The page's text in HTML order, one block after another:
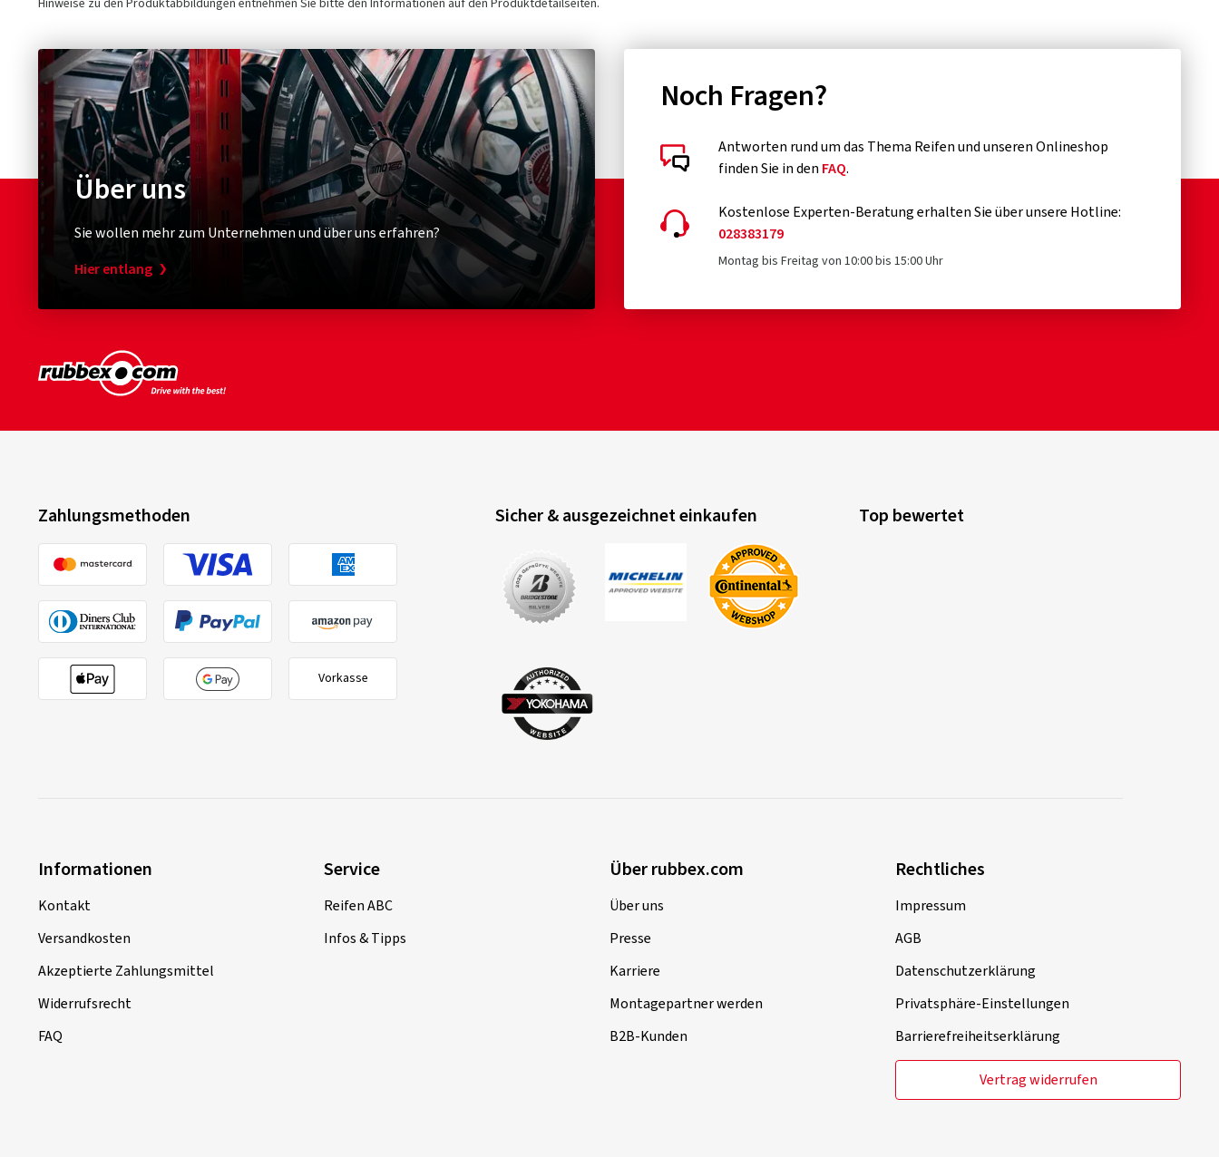
Hinweise zu den Produktabbildungen entnehmen Sie bitte den Informationen auf den Produktdetailseiten.
Über uns
Sie wollen mehr zum Unternehmen und über uns erfahren?
Hier entlang
Noch Fragen?
Antworten rund um das Thema Reifen und unseren Onlineshop
finden Sie in den FAQ.
Kostenlose Experten-Beratung erhalten Sie über unsere Hotline:
028383179
Montag bis Freitag von 10:00 bis 15:00 Uhr
Zahlungsmethoden
Vorkasse
Sicher & ausgezeichnet einkaufen Top bewertet
Informationen
Kontakt
Versandkosten
Akzeptierte Zahlungsmittel
Widerrufsrecht
FAQ
Service
Reifen ABC
Infos & Tipps
Über rubbex.com
Über uns
Presse
Karriere
Montagepartner werden
B2B-Kunden
Rechtliches
Impressum
AGB
Datenschutzerklärung
Privatsphäre-Einstellungen
Barrierefreiheitserklärung
Vertrag widerrufen